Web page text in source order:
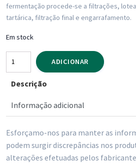
fermentação procede-se a filtrações,
tartárica, filtração final e engarrafamento.
Em stock
Quantidade
de
Vinho
Almeiada
ADICIONAR
Descrição
Informação adicional
Esforçamo-nos para manter as
podem surgir discrepâncias nos
alterações efetuadas pelos